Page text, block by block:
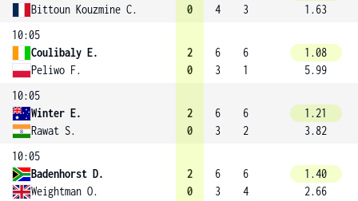
Bittoun Kouzmine C.
0
4
3
1.63
10:05
Coulibaly E.
Peliwo F.
2
0
6
3
6
1
1.08
5.99
10:05
Winter E.
Rawat S.
2
0
6
3
6
2
1.21
3.82
10:05
Badenhorst D.
Weightman O.
2
0
6
3
6
4
1.40
2.66